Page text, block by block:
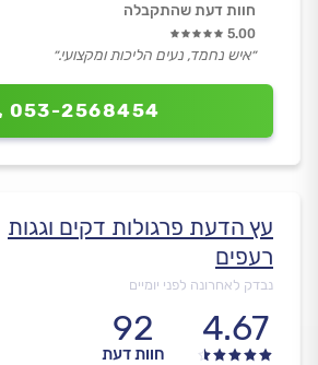
053-2568454
חוות דעת שהתקבלה
5.00
״איש נחמד, נעים הליכות ומקצועי.״
עץ הדעת פרגולות דקים וגגות
רעפים
נבדק לאחרונה לפני יומיים
4.67
92
חוות דעת